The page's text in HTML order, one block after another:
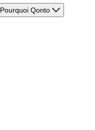
Pourquoi Qonto